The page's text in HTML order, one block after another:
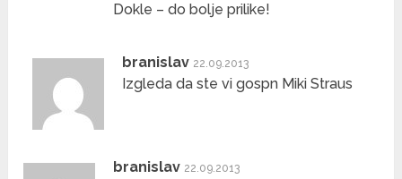
Dokle – do bolje prilike!
branislav 22.09.2013
Izgleda da ste vi gospn Miki Straus
branislav 22.09.2013